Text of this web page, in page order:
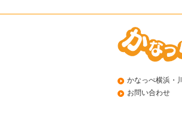
かなっぺ横浜・
お問い合わせ